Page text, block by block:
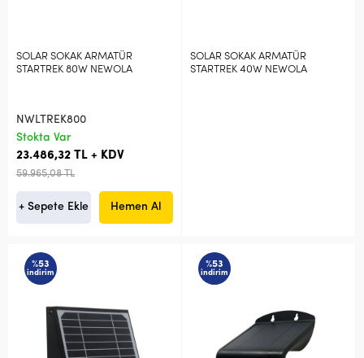
SOLAR SOKAK ARMATÜR
STARTREK 80W NEWOLA
NWLTREK800
Stokta Var
23.486,32 TL + KDV
59.965,08 TL
+ Sepete Ekle Hemen Al
SOLAR SOKAK ARMATÜR
STARTREK 40W NEWOLA
%53
indirim
%53
indirim